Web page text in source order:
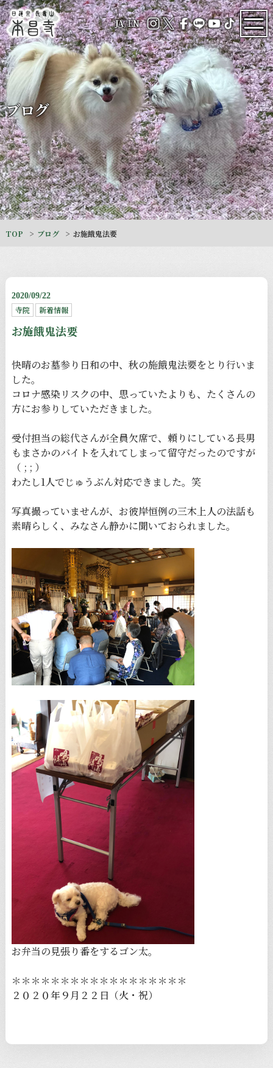
JA/EN
ブログ
TOP ブログ お施餓鬼法要
2020/09/22
寺院 新着情報
お施餓鬼法要
快晴のお墓参り日和の中、秋の施餓鬼法要をとり行いま
した。
コロナ感染リスクの中、思っていたよりも、たくさんの
方にお参りしていただきました。
受付担当の総代さんが全員欠席で、頼りにしている長男
もまさかのバイトを入れてしまって留守だったのですが
（ ; ; ）
わたし1人でじゅうぶん対応できました。笑
写真撮っていませんが、お彼岸恒例の三木上人の法話も
素晴らしく、みなさん静かに聞いておられました。
お弁当の見張り番をするゴン太。
＊＊＊＊＊＊＊＊＊＊＊＊＊＊＊＊＊＊
２０２０年９月２２日（火・祝）